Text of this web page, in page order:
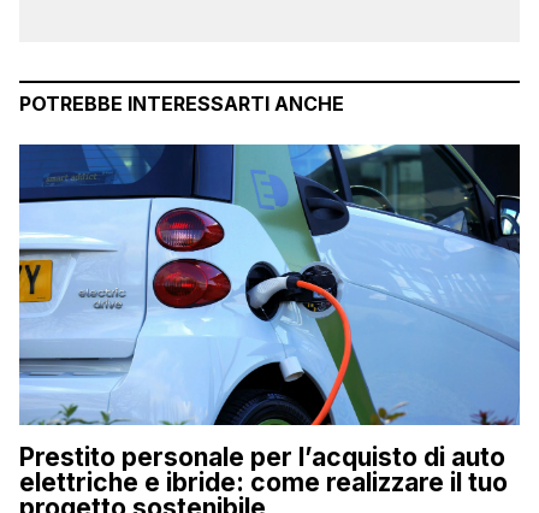
POTREBBE INTERESSARTI ANCHE
Prestito personale per l’acquisto di auto
elettriche e ibride: come realizzare il tuo